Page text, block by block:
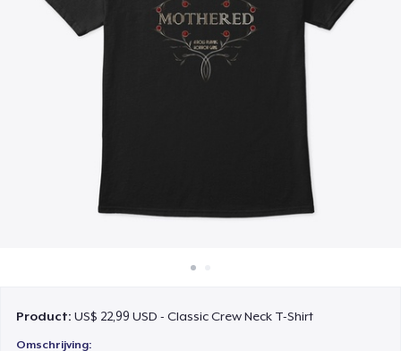
Verkoop overal
Verkoop alles
Product:US$ 22,99 USD - Classic Crew Neck T-Shirt
Omschrijving: